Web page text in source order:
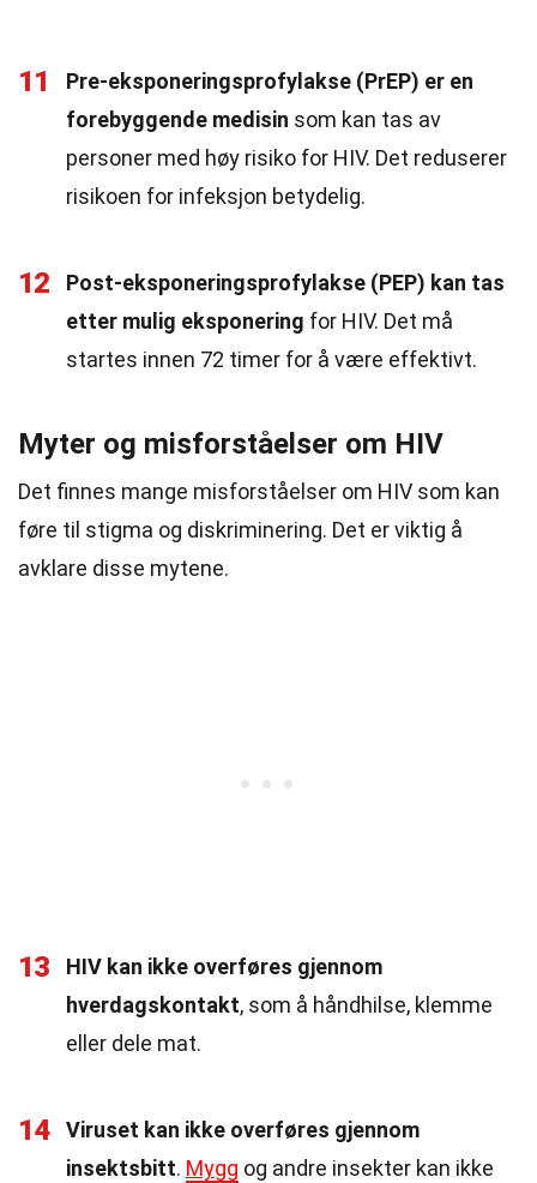
11
Pre-eksponeringsprofylakse (PrEP) er en
forebyggende medisin som kan tas av
personer med høy risiko for HIV. Det reduserer
risikoen for infeksjon betydelig.
12
Post-eksponeringsprofylakse (PEP) kan tas
etter mulig eksponering for HIV. Det må
startes innen 72 timer for å være effektivt.
Myter og misforståelser om HIV
Det finnes mange misforståelser om HIV som kan
føre til stigma og diskriminering. Det er viktig å
avklare disse mytene.
13
HIV kan ikke overføres gjennom
hverdagskontakt, som å håndhilse, klemme
eller dele mat.
14
Viruset kan ikke overføres gjennom
insektsbitt. Mygg og andre insekter kan ikke